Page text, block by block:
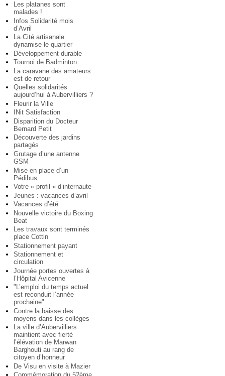
Les platanes sont
malades !
Infos Solidarité mois
d’Avril
La Cité artisanale
dynamise le quartier
Développement durable
Tournoi de Badminton
La caravane des amateurs
est de retour
Quelles solidarités
aujourd’hui à Aubervilliers ?
Fleurir la Ville
INit Satisfaction
Disparition du Docteur
Bernard Petit
Découverte des jardins
partagés
Grutage d’une antenne
GSM
Mise en place d’un
Pédibus
Votre « profil » d’internaute
Jeunes : vacances d’avril
Vacances d’été
Nouvelle victoire du Boxing
Beat
Les travaux sont terminés
place Cottin
Stationnement payant
Stationnement et
circulation
Journée portes ouvertes à
l’Hôpital Avicenne
"L’emploi du temps actuel
est reconduit l’année
prochaine"
Contre la baisse des
moyens dans les collèges
La ville d’Aubervilliers
maintient avec fierté
l’élévation de Marwan
Barghouti au rang de
citoyen d’honneur
De Visu en visite à Mazier